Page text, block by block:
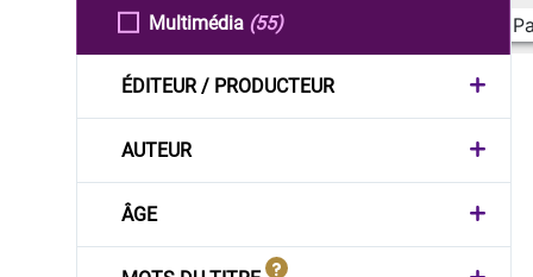
Multimédia (55)
ÉDITEUR / PRODUCTEUR
AUTEUR
ÂGE